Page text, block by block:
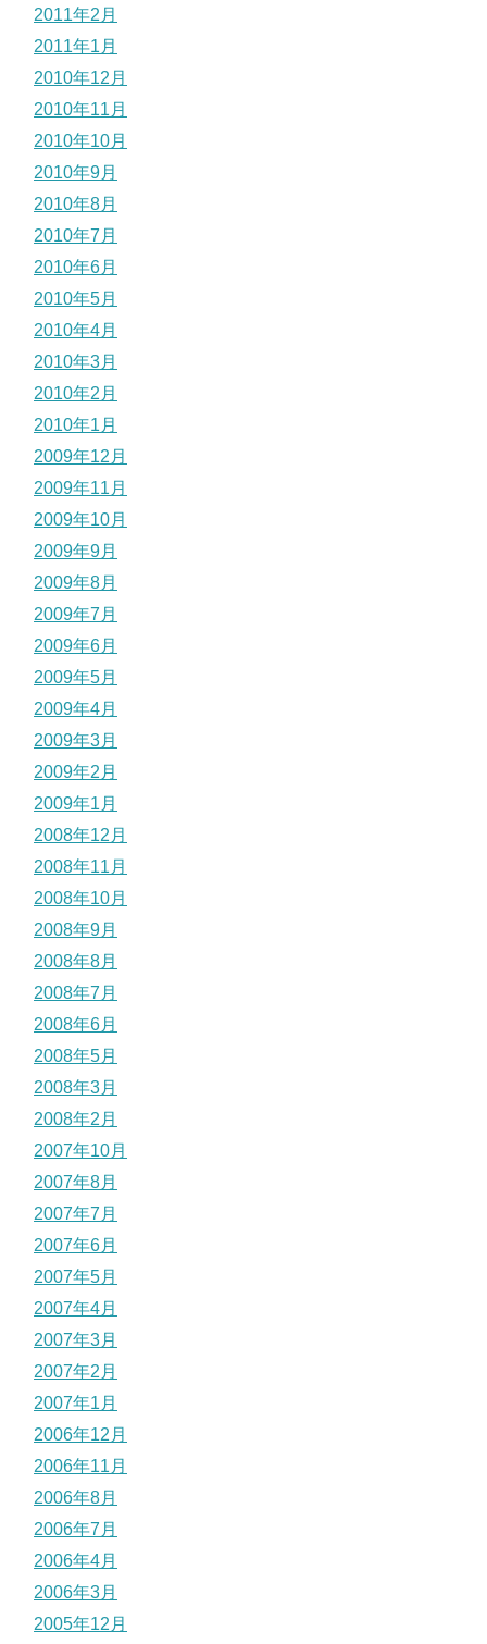
2011年2月
2011年1月
2010年12月
2010年11月
2010年10月
2010年9月
2010年8月
2010年7月
2010年6月
2010年5月
2010年4月
2010年3月
2010年2月
2010年1月
2009年12月
2009年11月
2009年10月
2009年9月
2009年8月
2009年7月
2009年6月
2009年5月
2009年4月
2009年3月
2009年2月
2009年1月
2008年12月
2008年11月
2008年10月
2008年9月
2008年8月
2008年7月
2008年6月
2008年5月
2008年3月
2008年2月
2007年10月
2007年8月
2007年7月
2007年6月
2007年5月
2007年4月
2007年3月
2007年2月
2007年1月
2006年12月
2006年11月
2006年8月
2006年7月
2006年4月
2006年3月
2005年12月